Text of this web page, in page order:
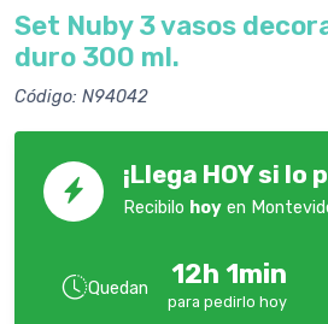
Set Nuby 3 vasos
duro 300 ml.
Código: N94042
¡Llega HOY si lo
Recibilo hoy en
Quedan 12h 1min
para pedirlo hoy